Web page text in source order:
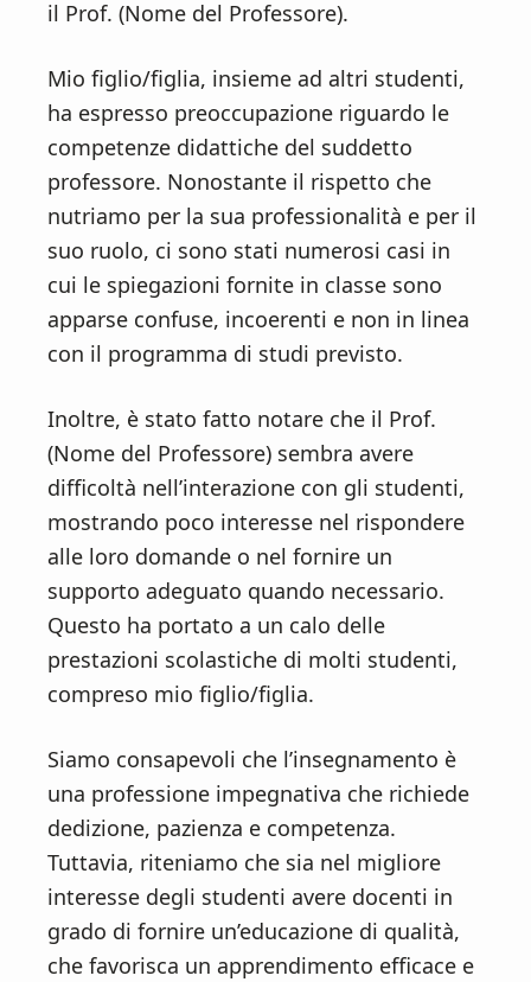
il Prof. (Nome del Professore).
Mio figlio/figlia, insieme ad altri studenti,
ha espresso preoccupazione riguardo le
competenze didattiche del suddetto
professore. Nonostante il rispetto che
nutriamo per la sua professionalità e per il
suo ruolo, ci sono stati numerosi casi in
cui le spiegazioni fornite in classe sono
apparse confuse, incoerenti e non in linea
con il programma di studi previsto.
Inoltre, è stato fatto notare che il Prof.
(Nome del Professore) sembra avere
difficoltà nell’interazione con gli studenti,
mostrando poco interesse nel rispondere
alle loro domande o nel fornire un
supporto adeguato quando necessario.
Questo ha portato a un calo delle
prestazioni scolastiche di molti studenti,
compreso mio figlio/figlia.
Siamo consapevoli che l’insegnamento è
una professione impegnativa che richiede
dedizione, pazienza e competenza.
Tuttavia, riteniamo che sia nel migliore
interesse degli studenti avere docenti in
grado di fornire un’educazione di qualità,
che favorisca un apprendimento efficace e